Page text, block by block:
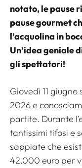
notato, le pause
pause gourmet
l’acquolina in
Un’idea geniale
gli spettatori!
Giovedì 11
2026 e
partite. Durante
tantissimi tifosi e
sappiate che
42.000 euro per